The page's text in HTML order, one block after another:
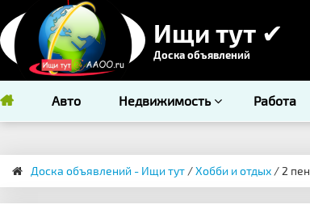
Ищи тут ✔
Доска объявлений
Авто Недвижимость Работа
Доска объявлений - Ищи тут /Хобби и отдых / 2